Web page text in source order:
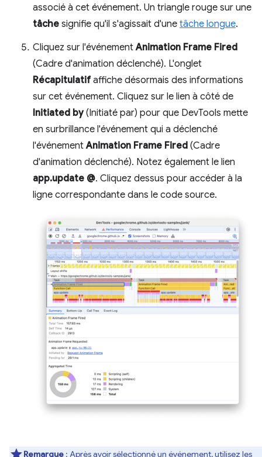
associé à cet événement. Un triangle rouge sur une
tâche signifie qu'il s'agissait d'une tâche longue.
Cliquez sur l'événementAnimation Frame Fired
(Cadre d'animation déclenché). L'onglet
Récapitulatifaffiche désormais des informations
sur cet événement. Cliquez sur le lien à côté de
Initiated by(Initiaté par) pour que DevTools mette
en surbrillance l'événement qui a déclenché
l'événementAnimation Frame Fired (Cadre
d'animation déclenché). Notez également le lien
app.update @. Cliquez dessus pour accéder à la
ligne correspondante dans le code source.
Remarque : Après avoir sélectionné un événement, utilisez les